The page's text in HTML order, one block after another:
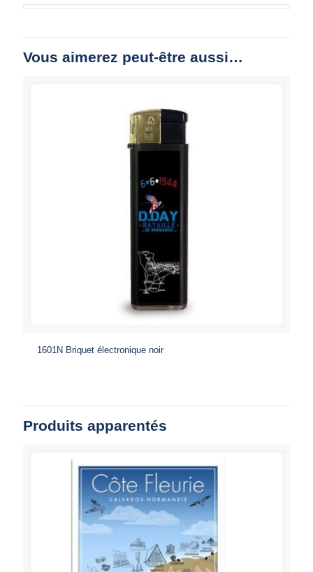
Vous aimerez peut-être aussi…
1601N Briquet électronique noir
Produits apparentés